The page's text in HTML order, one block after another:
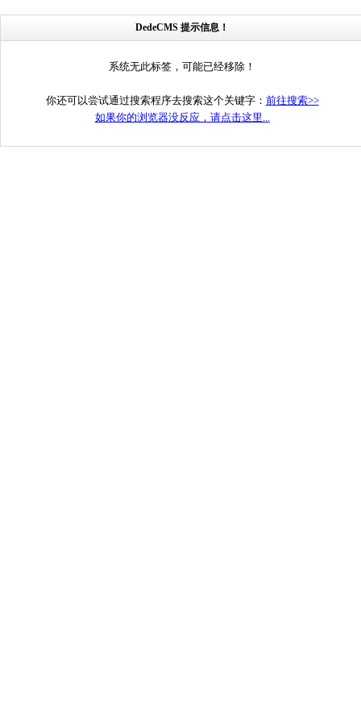
DedeCMS 提示信息！
系统无此标签，可能已经移除！
你还可以尝试通过搜索程序去搜索这个关键字： 前往搜索>>
如果你的浏览器没反应，请点击这里...